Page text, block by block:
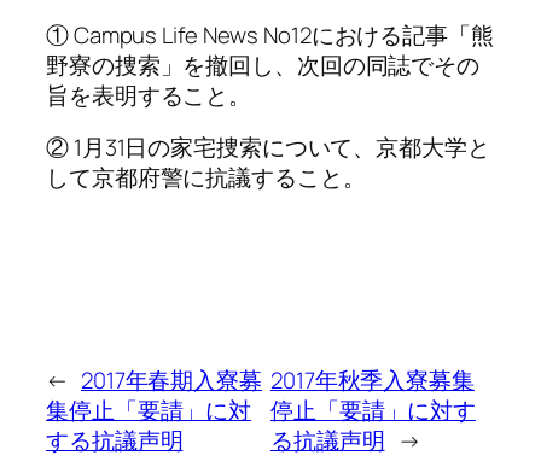
① Campus Life News No12における記事「熊
野寮の捜索」を撤回し、次回の同誌でその
旨を表明すること。
② 1月31日の家宅捜索について、京都大学と
して京都府警に抗議すること。
← 2017年春期入寮募
集停止「要請」に対
する抗議声明
2017年秋季入寮募集
停止「要請」に対す
る抗議声明 →